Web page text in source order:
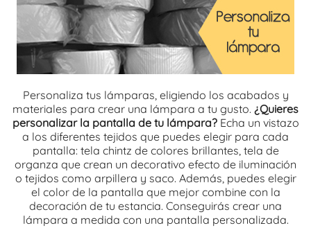
Personaliza tus lámparas, eligiendo los acabados y
materiales para crear una lámpara a tu gusto. ¿Quieres
personalizar la pantalla de tu lámpara?Echa un vistazo
a los diferentes tejidos que puedes elegir para cada
pantalla: tela chintz de colores brillantes, tela de
organza que crean un decorativo efecto de iluminación
o tejidos como arpillera y saco. Además, puedes elegir
el color de la pantalla que mejor combine con la
decoración de tu estancia. Conseguirás crear una
lámpara a medida con una pantalla personalizada.